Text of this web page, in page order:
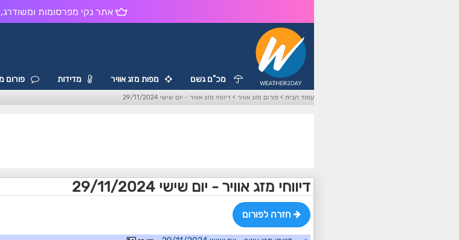
אתר נקי מפרסומות ומשודרג,
מכ"ם גשם מפות מזג אוויר מדידות פורום
עמוד הבית >פורום מזג אוויר >דיווחי מזג אוויר - יום שישי 29/11/2024
דיווחי מזג אוויר - יום שישי 29/11/2024
חזרה לפורום